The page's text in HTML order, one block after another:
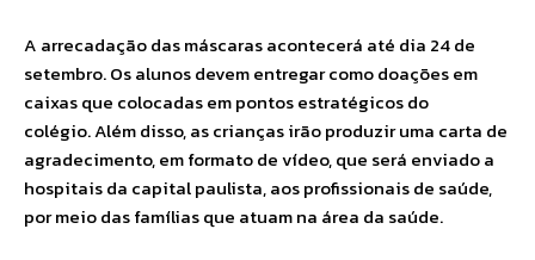
A arrecadação das máscaras acontecerá até dia 24 de
setembro. Os alunos devem entregar como doações em
caixas que colocadas em pontos estratégicos do
colégio. Além disso, as crianças irão produzir uma carta de
agradecimento, em formato de vídeo, que será enviado a
hospitais da capital paulista, aos profissionais de saúde,
por meio das famílias que atuam na área da saúde.